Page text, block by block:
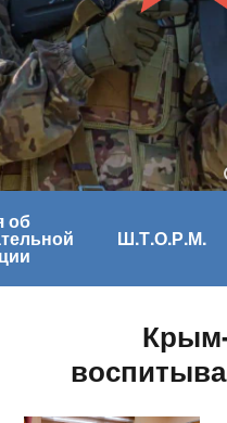
об
Ш.Т.О.Р.М.